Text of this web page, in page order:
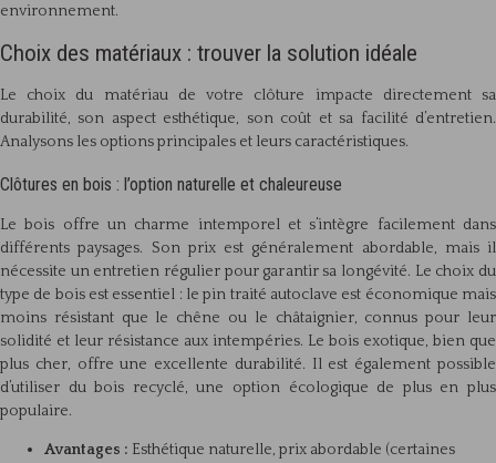
environnement.
Choix des matériaux : trouver la solution idéale
Le choix du matériau de votre clôture impacte directement sa
durabilité, son aspect esthétique, son coût et sa facilité d’entretien.
Analysons les options principales et leurs caractéristiques.
Clôtures en bois : l’option naturelle et chaleureuse
Le bois offre un charme intemporel et s’intègre facilement dans
différents paysages. Son prix est généralement abordable, mais il
nécessite un entretien régulier pour garantir sa longévité. Le choix du
type de bois est essentiel : le pin traité autoclave est économique mais
moins résistant que le chêne ou le châtaignier, connus pour leur
solidité et leur résistance aux intempéries. Le bois exotique, bien que
plus cher, offre une excellente durabilité. Il est également possible
d’utiliser du bois recyclé, une option écologique de plus en plus
populaire.
Avantages : Esthétique naturelle, prix abordable (certaines